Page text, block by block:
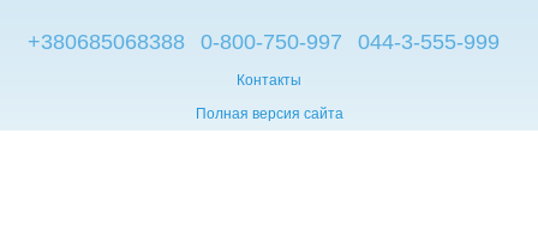
+380685068388 0-800-750-997 044-3-555-999
Контакты
Полная версия сайта